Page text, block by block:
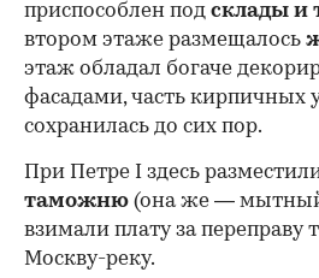
приспособлен под склады и
втором этаже размещалось
этаж обладал богаче
фасадами, часть кирпичных
сохранилась до сих пор.
При Петре I здесь
таможню (она же —
взимали плату за переправу
Москву-реку.